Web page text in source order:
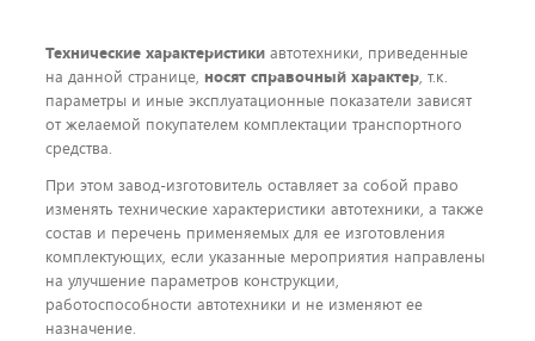
Технические характеристики автотехники, приведенные
на данной странице, носят справочный характер, т.к.
параметры и иные эксплуатационные показатели зависят
от желаемой покупателем комплектации транспортного
средства.
При этом завод-изготовитель оставляет за собой право
изменять технические характеристики автотехники, а также
состав и перечень применяемых для ее изготовления
комплектующих, если указанные мероприятия направлены
на улучшение параметров конструкции,
работоспособности автотехники и не изменяют ее
назначение.